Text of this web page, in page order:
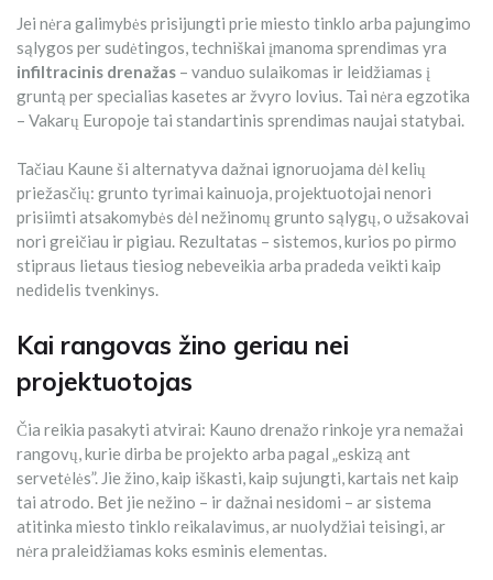
Jei nėra galimybės prisijungti prie miesto tinklo arba pajungimo
sąlygos per sudėtingos, techniškai įmanoma sprendimas yra
infiltracinis drenažas – vanduo sulaikomas ir leidžiamas į
gruntą per specialias kasetes ar žvyro lovius. Tai nėra egzotika
– Vakarų Europoje tai standartinis sprendimas naujai statybai.
Tačiau Kaune ši alternatyva dažnai ignoruojama dėl kelių
priežasčių: grunto tyrimai kainuoja, projektuotojai nenori
prisiimti atsakomybės dėl nežinomų grunto sąlygų, o užsakovai
nori greičiau ir pigiau. Rezultatas – sistemos, kurios po pirmo
stipraus lietaus tiesiog nebeveikia arba pradeda veikti kaip
nedidelis tvenkinys.
Kai rangovas žino geriau nei
projektuotojas
Čia reikia pasakyti atvirai: Kauno drenažo rinkoje yra nemažai
rangovų, kurie dirba be projekto arba pagal „eskizą ant
servetėlės”. Jie žino, kaip iškasti, kaip sujungti, kartais net kaip
tai atrodo. Bet jie nežino – ir dažnai nesidomi – ar sistema
atitinka miesto tinklo reikalavimus, ar nuolydžiai teisingi, ar
nėra praleidžiamas koks esminis elementas.